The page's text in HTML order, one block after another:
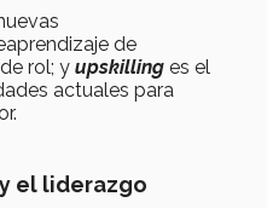
de
rol; y upskilling es el
actuales para
el liderazgo